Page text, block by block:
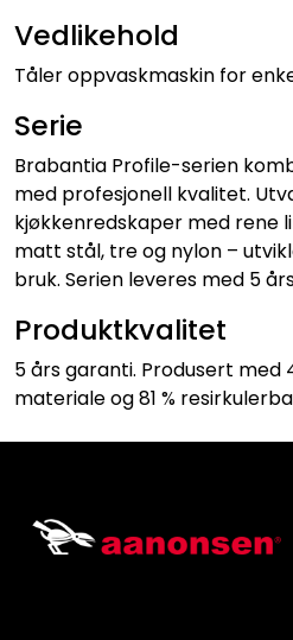
Vedlikehold
Tåler oppvaskmaskin for
Serie
Brabantia Profile-serien
med profesjonell kvalitet.
kjøkkenredskaper med rene
matt stål, tre og nylon –
bruk. Serien leveres med 5
Produktkvalitet
5 års garanti. Produsert med
materiale og 81 %